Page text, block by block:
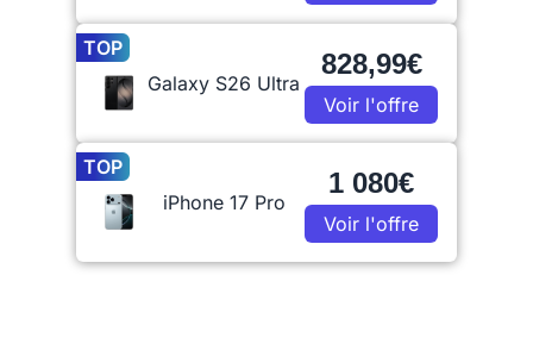
TOP
Galaxy S26 Ultra
828,99€
Voir l'offre
TOP
iPhone 17 Pro
1 080€
Voir l'offre